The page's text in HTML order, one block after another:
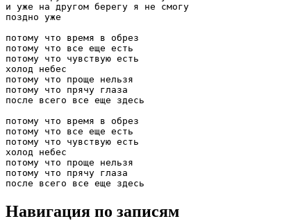
и уже на другом берегу я не смогу
поздно уже
потому что время в обрез
потому что все еще есть
потому что чувствую есть
холод небес
потому что проще нельзя
потому что прячу глаза
после всего все еще здесь
потому что время в обрез
потому что все еще есть
потому что чувствую есть
холод небес
потому что проще нельзя
потому что прячу глаза
после всего все еще здесь
Навигация по записям